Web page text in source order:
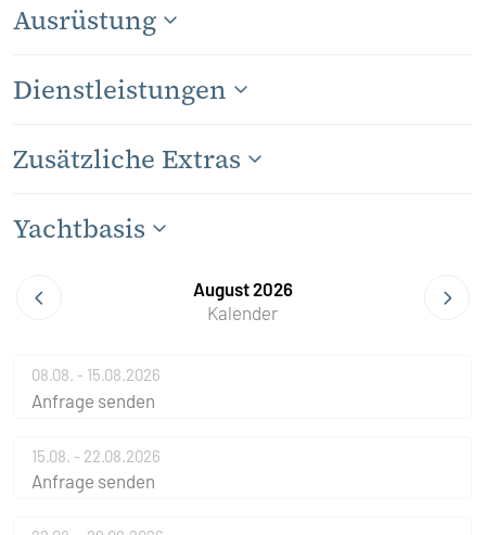
Ausrüstung
Dienstleistungen
Zusätzliche Extras
Yachtbasis
August 2026
Kalender
08.08. - 15.08.2026
Anfrage senden
15.08. - 22.08.2026
Anfrage senden